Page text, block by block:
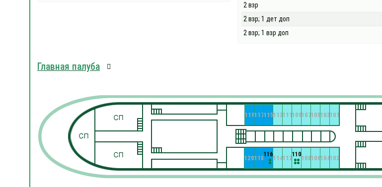
2 взр
2 взр; 1 дет доп
2 взр; 1 взр доп
Главная палуба
101
102
103
104
105
106
107
108
109
110
111
112
113
114
115
116
117
118
119
120